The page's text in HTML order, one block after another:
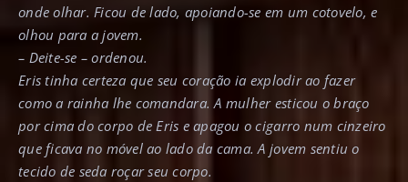
onde olhar. Ficou de lado, apoiando-se em um cotovelo, e
olhou para a jovem.
– Deite-se – ordenou.
Eris tinha certeza que seu coração ia explodir ao fazer
como a rainha lhe comandara. A mulher esticou o braço
por cima do corpo de Eris e apagou o cigarro num cinzeiro
que ficava no móvel ao lado da cama. A jovem sentiu o
tecido de seda roçar seu corpo.